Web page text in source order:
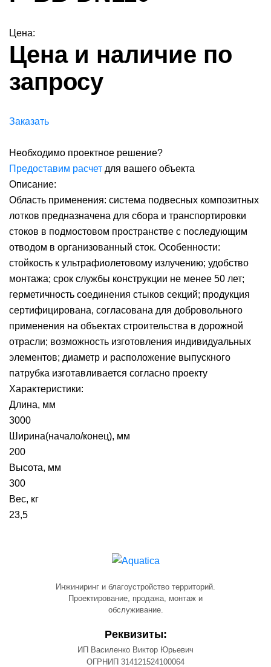
Цена:
Цена и наличие по
запросу
Заказать
Необходимо проектное решение?
Предоставим расчет для вашего объекта
Описание:
Область применения: система подвесных композитных
лотков предназначена для сбора и транспортировки
стоков в подмостовом пространстве с последующим
отводом в организованный сток. Особенности:
стойкость к ультрафиолетовому излучению; удобство
монтажа; срок службы конструкции не менее 50 лет;
герметичность соединения стыков секций; продукция
сертифицирована, согласована для добровольного
применения на объектах строительства в дорожной
отрасли; возможность изготовления индивидуальных
элементов; диаметр и расположение выпускного
патрубка изготавливается согласно проекту
Характеристики:
Длина, мм
3000
Ширина(начало/конец), мм
200
Высота, мм
300
Вес, кг
23,5
Инжиниринг и благоустройство территорий.
Проектирование, продажа, монтаж и
обслуживание.
Реквизиты:
ИП Василенко Виктор Юрьевич
ОГРНИП 314121524100064